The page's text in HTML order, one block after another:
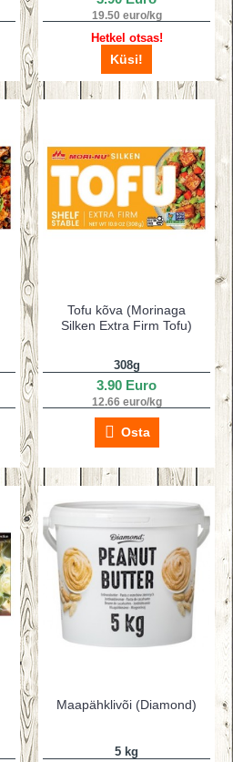
19.50 euro/kg
Hetkel otsas!
Küsi!
Tofu kõva (Morinaga
Silken Extra Firm Tofu)
308g
3.90 Euro
12.66 euro/kg
Osta
Maapähklivõi (Diamond)
5 kg